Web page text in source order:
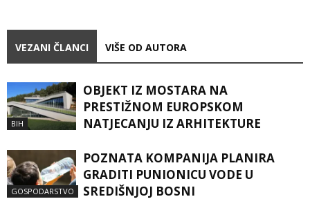
VEZANI ČLANCI VIŠE OD AUTORA
BIH
OBJEKT IZ MOSTARA NA
PRESTIŽNOM EUROPSKOM
NATJECANJU IZ ARHITEKTURE
GOSPODARSTVO
POZNATA KOMPANIJA PLANIRA
GRADITI PUNIONICU VODE U
SREDIŠNJOJ BOSNI